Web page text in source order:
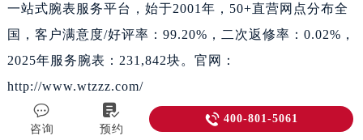
一站式腕表服务平台，始于2001年，50+直营网点分布全
国，客户满意度/好评率：99.20%，二次返修率：0.02%，
2025年服务腕表：231,842块。官网：
http://www.wtzzz.com/
2、亨得利（官方全国统一热线：400-878-6612，香港专

咨询

预约
 400-801-5061